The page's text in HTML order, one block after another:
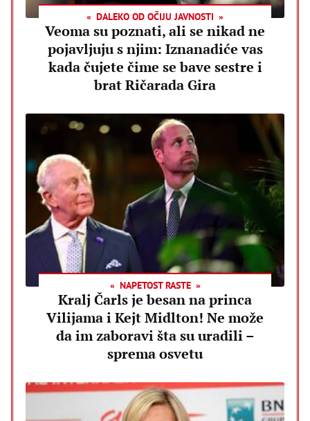
DALEKO OD OČIJU JAVNOSTI
Veoma su poznati, ali se nikad ne
pojavljuju s njim: Iznanadiće vas
kada čujete čime se bave sestre i
brat Ričarada Gira
NAPETOST RASTE
Kralj Čarls je besan na princa
Vilijama i Kejt Midlton! Ne može
da im zaboravi šta su uradili –
sprema osvetu